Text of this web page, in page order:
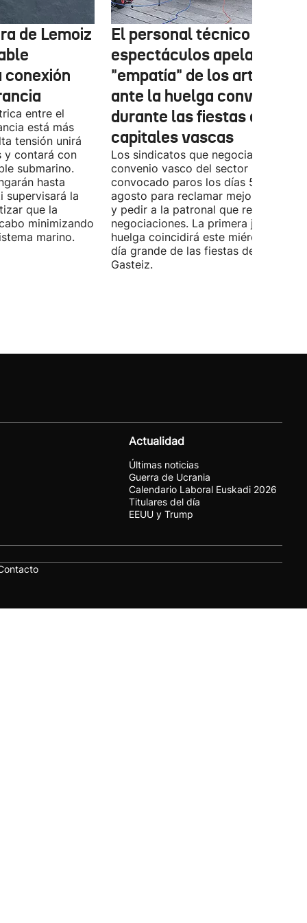
de Lemoiz
conexión
entre el
está más
tensión unirá
y contará con
submarino.
hasta
supervisará la
que la
minimizando
marino.
El personal técnico de
espectáculos apela a la
"empatía" de los artistas
ante la huelga convocada
durante las fiestas de las
capitales vascas
Los sindicatos que negocian el
convenio vasco del sector han
convocado paros los días 5, 14 y 26
agosto para reclamar mejoras
y pedir a la patronal que retome las
negociaciones. La primera jornada de
huelga coincidirá este miércoles con
día grande de las fiestas de Vitoria-
Gasteiz.
Actualidad
Últimas noticias
Guerra de Ucrania
Calendario Laboral Euskadi 2026
Titulares del día
EEUU y Trump